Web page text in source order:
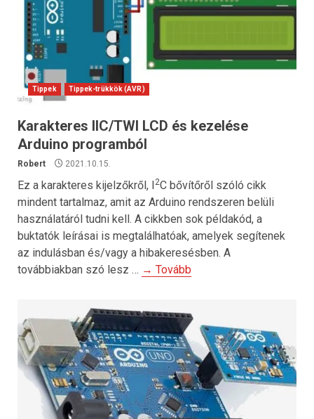
Tippek Tippek-trükkök (AVR)
Karakteres IIC/TWI LCD és kezelése
Arduino programból
Robert 2021.10.15.
Ez a karakteres kijelzőkről, I2C bővítőről szóló cikk
mindent tartalmaz, amit az Arduino rendszeren belüli
használatáról tudni kell. A cikkben sok példakód, a
buktatók leírásai is megtalálhatóak, amelyek segítenek
az indulásban és/vagy a hibakeresésben. A
továbbiakban szó lesz … → Tovább